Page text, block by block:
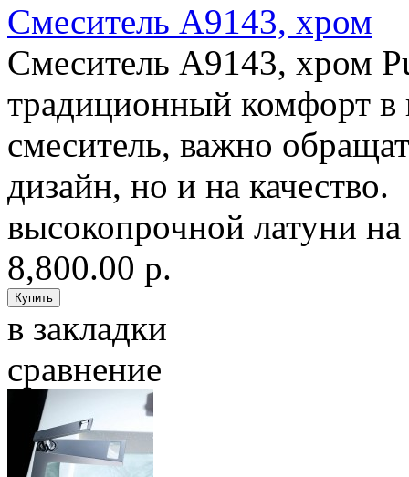
Смеситель A9143, хром
Смеситель A9143, хром
традиционный комфорт
смеситель, важно
дизайн, но и на
высокопрочной латуни
8,800.00 р.
в закладки
сравнение